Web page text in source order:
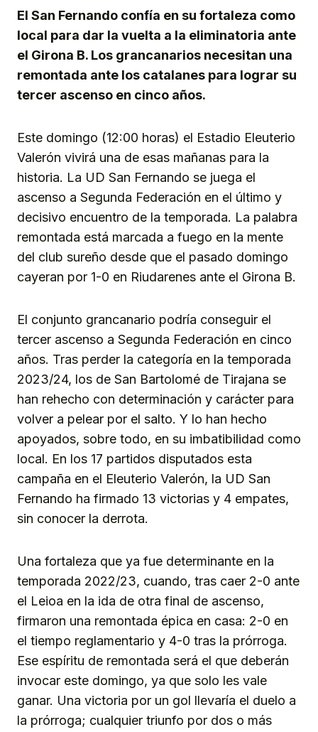
El San Fernando confía en su fortaleza como
local para dar la vuelta a la eliminatoria ante
el Girona B. Los grancanarios necesitan una
remontada ante los catalanes para lograr su
tercer ascenso en cinco años.
Este domingo (12:00 horas) el Estadio Eleuterio
Valerón vivirá una de esas mañanas para la
historia. La UD San Fernando se juega el
ascenso a Segunda Federación en el último y
decisivo encuentro de la temporada. La palabra
remontada está marcada a fuego en la mente
del club sureño desde que el pasado domingo
cayeran por 1-0 en Riudarenes ante el Girona B.
El conjunto grancanario podría conseguir el
tercer ascenso a Segunda Federación en cinco
años. Tras perder la categoría en la temporada
2023/24, los de San Bartolomé de Tirajana se
han rehecho con determinación y carácter para
volver a pelear por el salto. Y lo han hecho
apoyados, sobre todo, en su imbatibilidad como
local. En los 17 partidos disputados esta
campaña en el Eleuterio Valerón, la UD San
Fernando ha firmado 13 victorias y 4 empates,
sin conocer la derrota.
Una fortaleza que ya fue determinante en la
temporada 2022/23, cuando, tras caer 2-0 ante
el Leioa en la ida de otra final de ascenso,
firmaron una remontada épica en casa: 2-0 en
el tiempo reglamentario y 4-0 tras la prórroga.
Ese espíritu de remontada será el que deberán
invocar este domingo, ya que solo les vale
ganar. Una victoria por un gol llevaría el duelo a
la prórroga; cualquier triunfo por dos o más